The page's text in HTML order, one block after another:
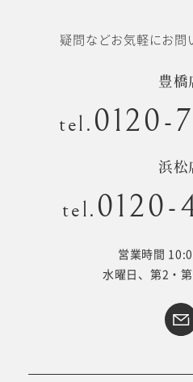
疑問などお気軽にお問
豊橋
tel. 0120-
浜松
tel. 0120-
営業時間
水曜日、第2・